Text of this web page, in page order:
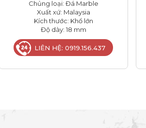
Chủng loại: Đá Marble
Xuất xứ: Malaysia
Kích thước: Khổ lớn
Độ dày: 18 mm
LIÊN HỆ: 0919.156.437